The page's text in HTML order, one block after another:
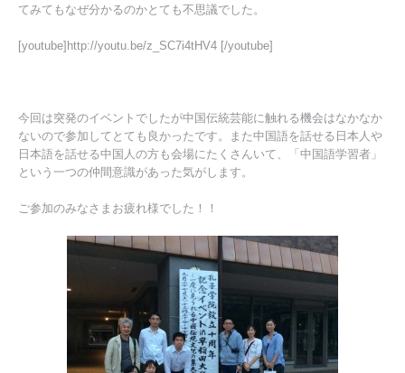
てみてもなぜ分かるのかとても不思議でした。
[youtube]http://youtu.be/z_SC7i4tHV4 [/youtube]
今回は突発のイベントでしたが中国伝統芸能に触れる機会はなかなか
ないので参加してとても良かったです。また中国語を話せる日本人や
日本語を話せる中国人の方も会場にたくさんいて、「中国語学習者」
という一つの仲間意識があった気がします。
ご参加のみなさまお疲れ様でした！！